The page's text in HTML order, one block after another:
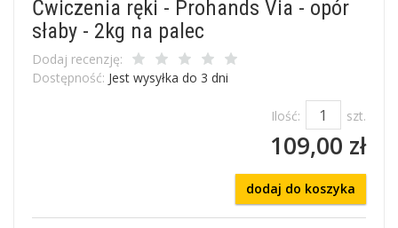
Ćwiczenia ręki - Prohands Via - opór
słaby - 2kg na palec
Dodaj recenzję:
Dostępność: Jest wysyłka do 3 dni
Ilość: szt.
109,00 zł
dodaj do koszyka